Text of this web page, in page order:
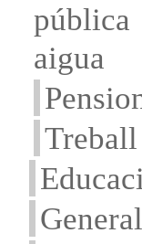
pública
aigua
Treball
General